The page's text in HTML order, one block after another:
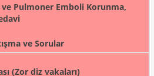
ve Pulmoner Emboli Korunma,
ve Sorular
(Zor diz vakaları)